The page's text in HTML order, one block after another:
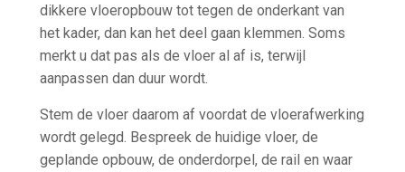
dikkere vloeropbouw tot tegen de onderkant van
het kader, dan kan het deel gaan klemmen. Soms
merkt u dat pas als de vloer al af is, terwijl
aanpassen dan duur wordt.
Stem de vloer daarom af voordat de vloerafwerking
wordt gelegd. Bespreek de huidige vloer, de
geplande opbouw, de onderdorpel, de rail en waar